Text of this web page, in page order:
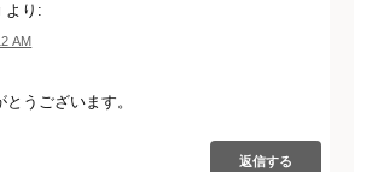
より:
AM
うございます。
返信する